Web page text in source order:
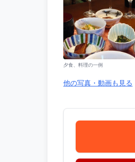
夕食、料理の一例
他の写真・動画も見る